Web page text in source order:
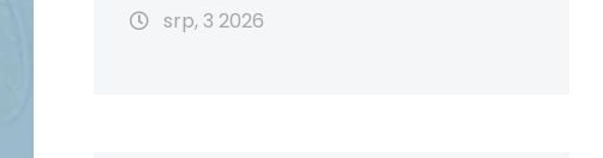
srp, 3 2026